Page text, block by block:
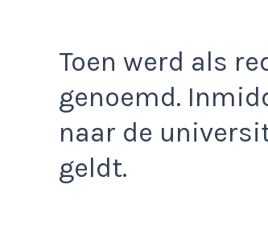
Toen werd als
genoemd.
naar de
geldt.